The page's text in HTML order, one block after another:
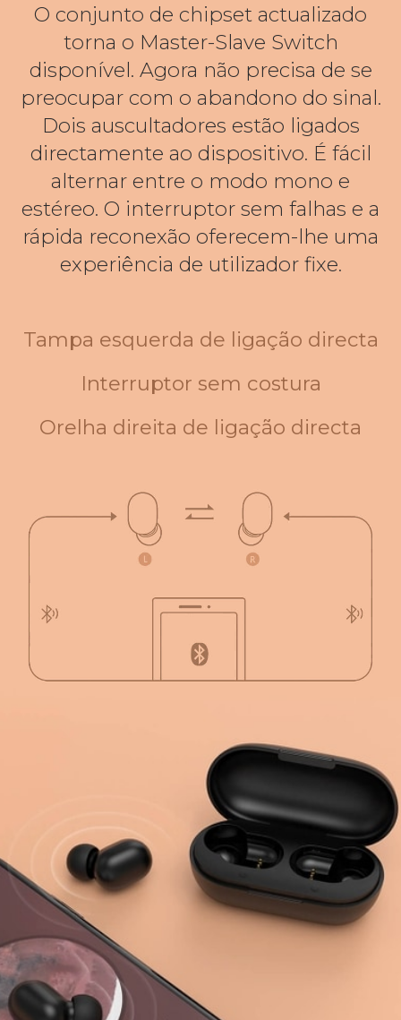
O conjunto de chipset actualizado
torna o Master-Slave Switch
disponível. Agora não precisa de se
preocupar com o abandono do sinal.
Dois auscultadores estão ligados
directamente ao dispositivo. É fácil
alternar entre o modo mono e
estéreo. O interruptor sem falhas e a
rápida reconexão oferecem-lhe uma
experiência de utilizador fixe.
Tampa esquerda de ligação directa
Interruptor sem costura
Orelha direita de ligação directa